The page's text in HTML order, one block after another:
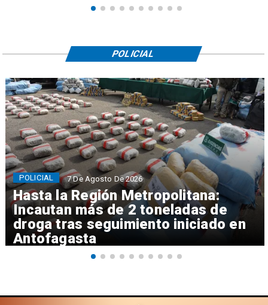
Hasta la Región Metropolitana:
Incautan más de 2 toneladas de
droga tras seguimiento iniciado en
Antofagasta
POLICIAL 7 De Agosto De 2026
POLICIAL